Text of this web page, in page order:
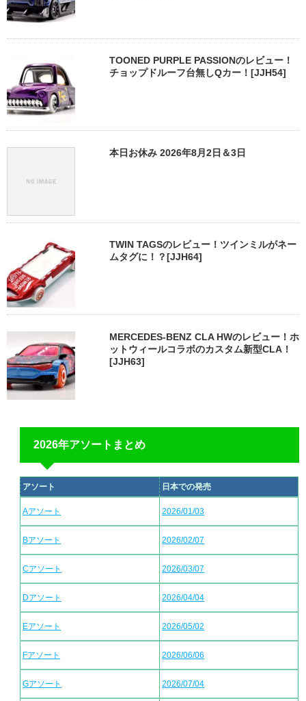
TOONED PURPLE PASSIONのレビュー！
チョップドルーフ台無しQカー！[JJH54]
本日お休み 2026年8月2日＆3日
TWIN TAGSのレビュー！ツインミルがネー
ムタグに！？[JJH64]
MERCEDES-BENZ CLA HWのレビュー！ホ
ットウィールコラボのカスタム新型CLA！
[JJH63]
2026年アソートまとめ
アソート 日本での発売
Aアソート 2026/01/03
Bアソート 2026/02/07
Cアソート 2026/03/07
Dアソート 2026/04/04
Eアソート 2026/05/02
Fアソート 2026/06/06
Gアソート 2026/07/04